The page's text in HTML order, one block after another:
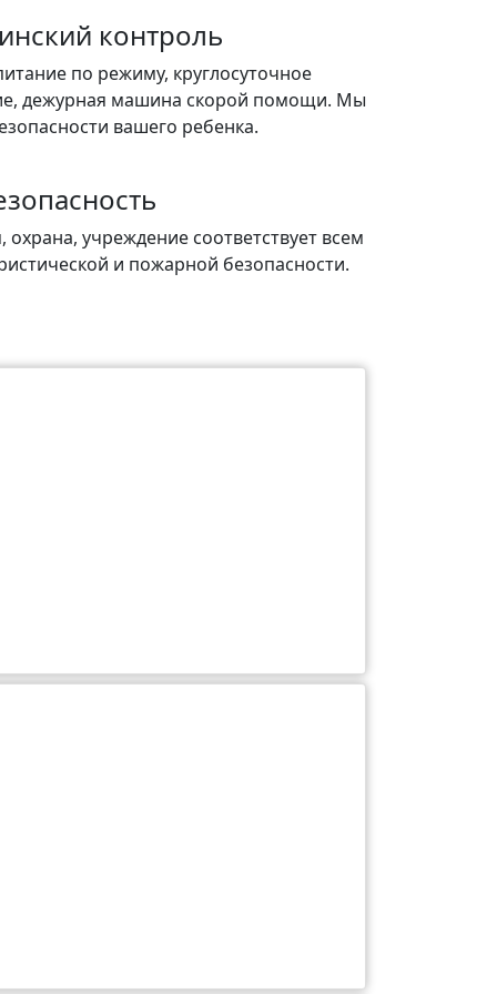
контроль
по режиму, круглосуточное
дежурная машина скорой помощи. Мы
вашего ребенка.
учреждение соответствует всем
и пожарной безопасности.